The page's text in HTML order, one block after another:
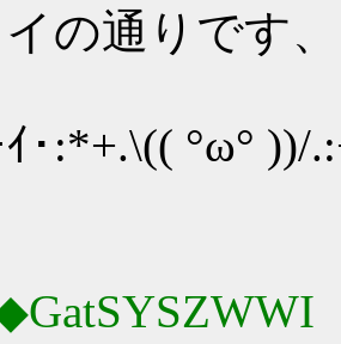
の通りです
･:*+.\(( °ω° ))/